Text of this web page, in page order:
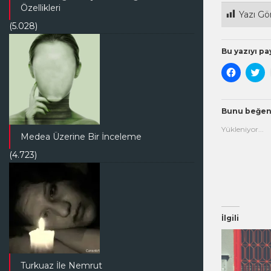
Özellikleri
(5.028)
Medea Üzerine Bir İnceleme
(4.723)
Turkuaz İle Nemrut
Yazı
Bu yazıyı
Bunu
Yükleniyor...
İlgili